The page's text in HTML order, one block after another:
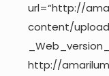
url=“http://
content/
http://